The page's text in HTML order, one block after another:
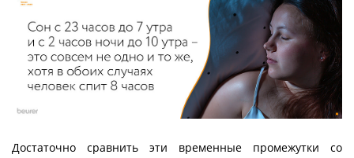
Достаточно сравнить эти временные промежутки со